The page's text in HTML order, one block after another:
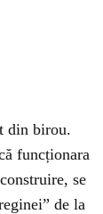
din birou.
funcționara
se
de la